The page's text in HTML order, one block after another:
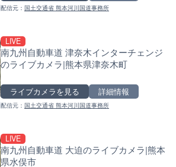
配信元： 国土交通省 熊本河川国道事務所
LIVE
南九州自動車道 津奈木インターチェンジ
のライブカメラ|熊本県津奈木町
ライブカメラを見る 詳細情報
配信元： 国土交通省 熊本河川国道事務所
LIVE
南九州自動車道 大迫のライブカメラ|熊本
県水俣市